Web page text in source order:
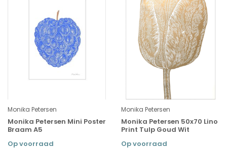
Monika Petersen
Monika Petersen Mini Poster
Braam A5
Op voorraad
Monika Petersen
Monika Petersen 50x70 Lino
Print Tulp Goud Wit
Op voorraad